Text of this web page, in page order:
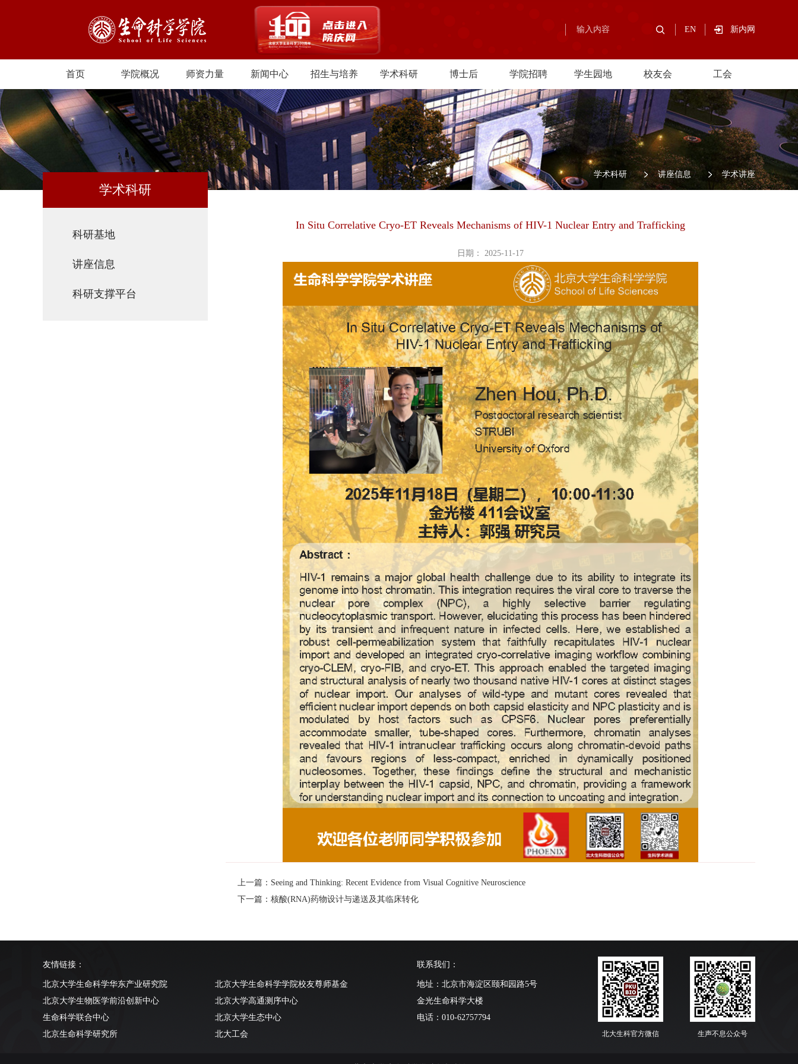
EN 新内网
首页 学院概况 师资力量 新闻中心 招生与培养 学术科研 博士后 学院招聘 学生园地 校友会 工会
/ 学术科研 / 讲座信息 / 学术讲座
学术科研
科研基地
讲座信息
科研支撑平台
In Situ Correlative Cryo-ET Reveals Mechanisms of HIV-1 Nuclear Entry and Trafficking
日期： 2025-11-17
上一篇：Seeing and Thinking: Recent Evidence from Visual Cognitive Neuroscience
下一篇：核酸(RNA)药物设计与递送及其临床转化
友情链接：
北京大学生命科学华东产业研究院
北京大学生命科学学院校友尊师基金
北京大学生物医学前沿创新中心
北京大学高通测序中心
生命科学联合中心
北京大学生态中心
北京生命科学研究所
北大工会
联系我们：
地址：北京市海淀区颐和园路5号
金光生命科学大楼
电话：010-62757794
北大生科官方微信 生声不息公众号